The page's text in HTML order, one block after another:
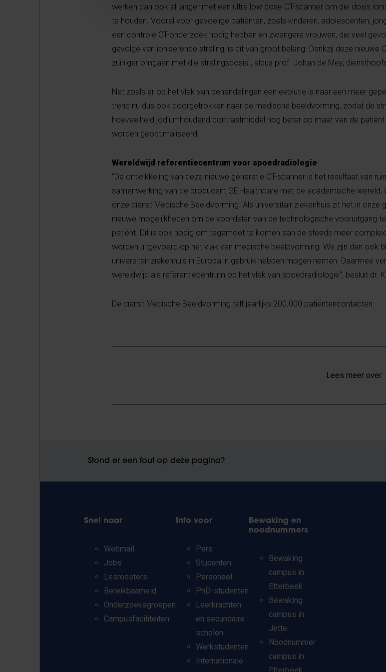
werken dan ook al langer met een ultra low dose CT-scanner om die dosis
te houden. Vooral voor gevoelige patiënten, zoals kinderen, adolescenten,
een controle CT-onderzoek nodig hebben en zwangere vrouwen, die veel
gevolge van ioniserende straling, is dit van groot belang. Dankzij deze nieuwe
zuiniger omgaan met die stralingsdosis", aldus prof. Johan de Mey,
Net zoals er op het vlak van behandelingen een evolutie is naar een meer
trend nu dus ook doorgetrokken naar de medische beeldvorming, zodat de
hoeveelheid jodiumhoudend contrastmiddel nog beter op maat van de
worden geoptimaliseerd.
Wereldwijd referentiecentrum voor spoedradiologie
“De ontwikkeling van deze nieuwe generatie CT-scanner is het resultaat van
samenwerking van de producent GE Healthcare met de academische
onze dienst Medische Beeldvorming. Als universitair ziekenhuis zit het in onze
nieuwe mogelijkheden om de voordelen van de technologische vooruitgang
patiënt. Dit is ook nodig om tegemoet te komen aan de steeds meer
worden uitgevoerd op het vlak van medische beeldvorming. We zijn dan ook
universitair ziekenhuis in Europa in gebruik hebben mogen nemen. Daarmee
wereldwijd als referentiecentrum op het vlak van spoedradiologie”, besluit dr.
De dienst Medische Beeldvorming telt jaarlijks 200.000 patiëntencontacten.
Lees meer over:
Stond er een fout op deze pagina?
Snel naar
Webmail
Jobs
Lesroosters
Bereikbaarheid
Onderzoeksgroepen
Campusfaciliteiten
Info voor
Pers
Studenten
Personeel
PhD-studenten
Leerkrachten
en secundaire
scholen
Werkstudenten
Internationale
Bewaking en
noodnummers
Bewaking
campus in
Etterbeek
Bewaking
campus in
Jette
Noodnummer
campus in